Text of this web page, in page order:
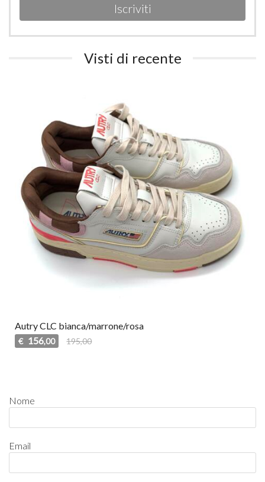
Iscriviti
Visti di recente
Autry CLC bianca/marrone/rosa
€ 156,00 195,00
Nome
Email